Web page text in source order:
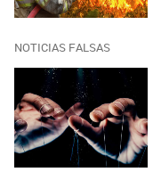
NOTICIAS FALSAS